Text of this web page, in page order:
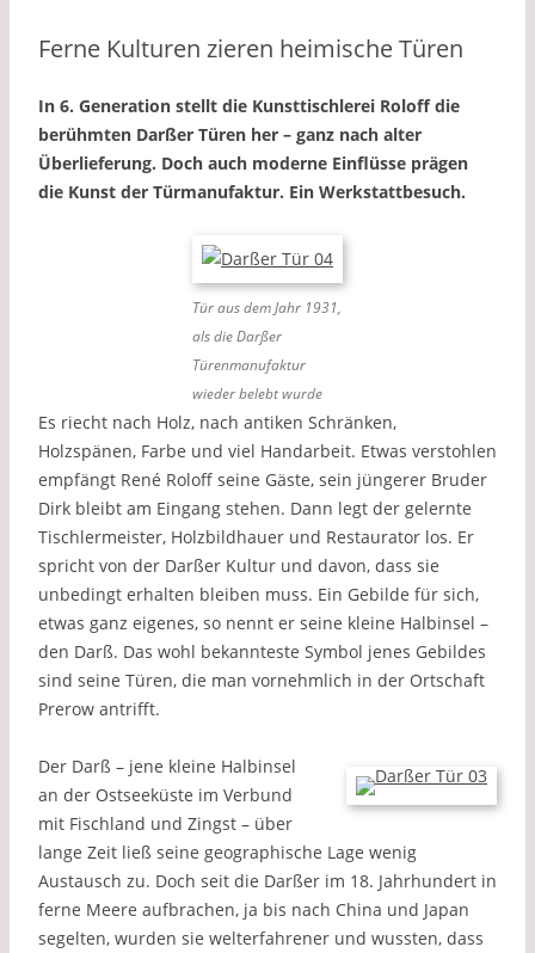
Ferne Kulturen zieren heimische Türen
In 6. Generation stellt die Kunsttischlerei Roloff die
berühmten Darßer Türen her – ganz nach alter
Überlieferung. Doch auch moderne Einflüsse prägen
die Kunst der Türmanufaktur. Ein Werkstattbesuch.
Tür aus dem Jahr 1931,
als die Darßer
Türenmanufaktur
wieder belebt wurde
Es riecht nach Holz, nach antiken Schränken,
Holzspänen, Farbe und viel Handarbeit. Etwas verstohlen
empfängt René Roloff seine Gäste, sein jüngerer Bruder
Dirk bleibt am Eingang stehen. Dann legt der gelernte
Tischlermeister, Holzbildhauer und Restaurator los. Er
spricht von der Darßer Kultur und davon, dass sie
unbedingt erhalten bleiben muss. Ein Gebilde für sich,
etwas ganz eigenes, so nennt er seine kleine Halbinsel –
den Darß. Das wohl bekannteste Symbol jenes Gebildes
sind seine Türen, die man vornehmlich in der Ortschaft
Prerow antrifft.
Der Darß – jene kleine Halbinsel
an der Ostseeküste im Verbund
mit Fischland und Zingst – über
lange Zeit ließ seine geographische Lage wenig
Austausch zu. Doch seit die Darßer im 18. Jahrhundert in
ferne Meere aufbrachen, ja bis nach China und Japan
segelten, wurden sie welterfahrener und wussten, dass